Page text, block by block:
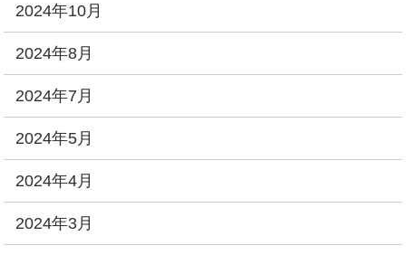
2024年10月
2024年8月
2024年7月
2024年5月
2024年4月
2024年3月